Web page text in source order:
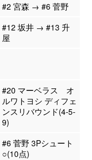
#2 宮森 → #6 菅野
#12 坂井 → #13 升
屋
#20 マーベラス オ
ルワトヨシ ディフェ
ンスリバウンド(4-5-
9)
#6 菅野 3Pシュート
○(10点)